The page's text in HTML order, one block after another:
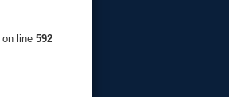
on line592